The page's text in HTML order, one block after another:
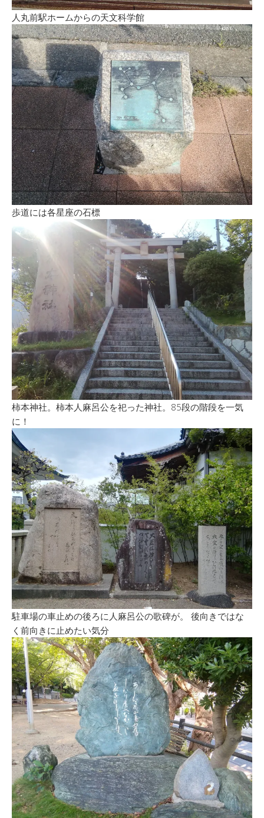
人丸前駅ホームからの天文科学館
歩道には各星座の石標
柿本神社。柿本人麻呂公を祀った神社。85段の階段を一気
に！
駐車場の車止めの後ろに人麻呂公の歌碑が。 後向きではな
く前向きに止めたい気分